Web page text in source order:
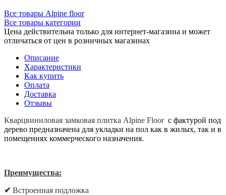
Все товары Alpine floor
Все товары категории
Цена действительна только для интернет-магазина и может
отличаться от цен в розничных магазинах
Описание
Характеристики
Как купить
Оплата
Доставка
Отзывы
Кварцвиниловая замковая плитка Alpine Floor с фактурой под
дерево предназначена для укладки на пол как в жилых, так и в
помещениях коммерческого назначения.
Преимущества:
✔ Встроенная подложка